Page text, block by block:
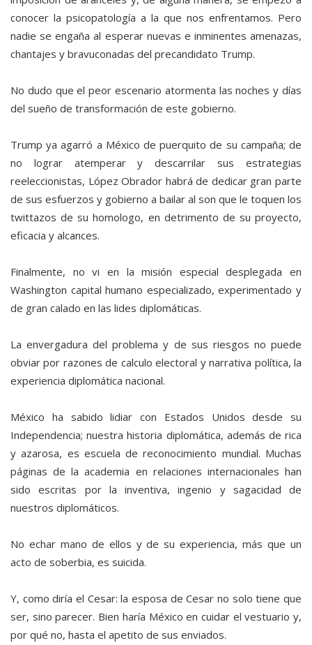
conocer la psicopatología a la que nos enfrentamos. Pero
nadie se engaña al esperar nuevas e inminentes amenazas,
chantajes y bravuconadas del precandidato Trump.
No dudo que el peor escenario atormenta las noches y días
del sueño de transformación de este gobierno.
Trump ya agarró a México de puerquito de su campaña; de
no lograr atemperar y descarrilar sus estrategias
reeleccionistas, López Obrador habrá de dedicar gran parte
de sus esfuerzos y gobierno a bailar al son que le toquen los
twittazos de su homologo, en detrimento de su proyecto,
eficacia y alcances.
Finalmente, no vi en la misión especial desplegada en
Washington capital humano especializado, experimentado y
de gran calado en las lides diplomáticas.
La envergadura del problema y de sus riesgos no puede
obviar por razones de calculo electoral y narrativa política, la
experiencia diplomática nacional.
México ha sabido lidiar con Estados Unidos desde su
Independencia; nuestra historia diplomática, además de rica
y azarosa, es escuela de reconocimiento mundial. Muchas
páginas de la academia en relaciones internacionales han
sido escritas por la inventiva, ingenio y sagacidad de
nuestros diplomáticos.
No echar mano de ellos y de su experiencia, más que un
acto de soberbia, es suicida.
Y, como diría el Cesar: la esposa de Cesar no solo tiene que
ser, sino parecer. Bien haría México en cuidar el vestuario y,
por qué no, hasta el apetito de sus enviados.